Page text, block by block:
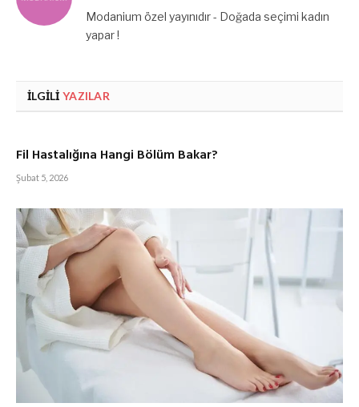
Modanium özel yayınıdır - Doğada seçimi kadın
yapar !
İLGILI YAZILAR
Fil Hastalığına Hangi Bölüm Bakar?
Şubat 5, 2026